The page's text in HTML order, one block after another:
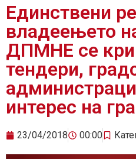
Единствени
владеењето
ДПМНЕ се
тендери,
интерес на
23/04/2018 00:00